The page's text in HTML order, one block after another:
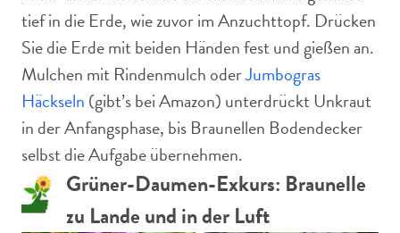
tief in die Erde, wie zuvor im Anzuchttopf. Drücken
Sie die Erde mit beiden Händen fest und gießen an.
Mulchen mit Rindenmulch oderJumbogras
Häckseln (gibt’s bei Amazon) unterdrückt Unkraut
in der Anfangsphase, bis Braunellen Bodendecker
selbst die Aufgabe übernehmen.
Grüner-Daumen-Exkurs: Braunelle
zu Lande und in der Luft